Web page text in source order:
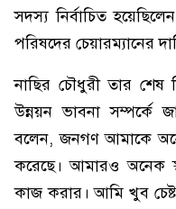
সদস্য নির্বাচিত
পরিষদের চেয়ারম্যানের
নাছির চৌধুরী তার শেষ
উন্নয়ন ভাবনা সম্পর্কে
বলেন, জনগণ আমাকে
করেছে। আমারও অনেক
কাজ করার। আমি খুব